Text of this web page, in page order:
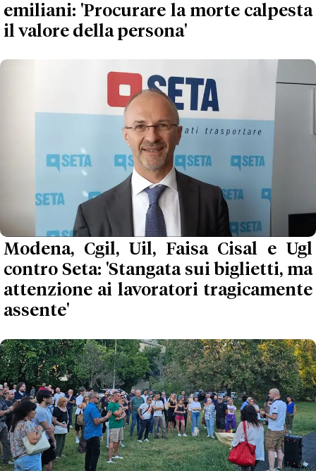
emiliani: 'Procurare la morte calpesta
il valore della persona'
Modena, Cgil, Uil, Faisa Cisal e Ugl
contro Seta: 'Stangata sui biglietti, ma
attenzione ai lavoratori tragicamente
assente'